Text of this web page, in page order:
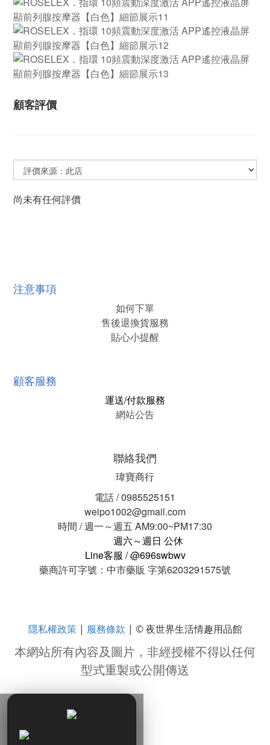
顧客評價
尚未有任何評價
注意事項
如何下單
售後退換貨服務
貼心小提醒
顧客服務
運送/付款服務
網站公告
聯絡我們
瑋寶商行
電話 / 0985525151
weipo1002@gmail.com
時間 / 週一～週五 AM9:00~PM17:30
週六～週日 公休
Line客服 / @696swbwv
藥商許可字號：中市藥販 字第6203291575號
隱私權政策| 服務條款 | © 夜世界生活情趣用品館
本網站所有內容及圖片，非經授權不得以任何
型式重製或公開傳送